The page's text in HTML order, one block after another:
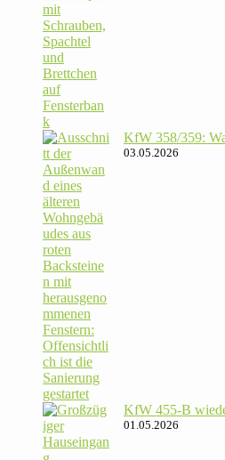
KfW 358/​359:
03.05.2026
KfW 455‑B
01.05.2026